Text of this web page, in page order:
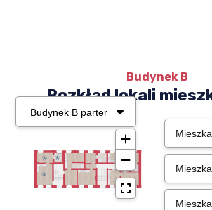
Budynek B
Rozkład lokali